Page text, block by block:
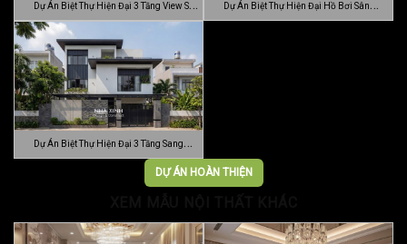
Dự Án Biệt Thự Hiện Đại 3 Tầng View Sân
…
Dự Án Biệt Thự Hiện Đại Hồ Bơi Sân
Dự Án Biệt Thự Hiện Đại 3 Tầng Sang
DỰ ÁN HOÀN THIỆN